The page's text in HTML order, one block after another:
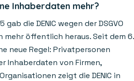
Inhaberdaten mehr?
die DENIC wegen der DSGVO
mehr öffentlich heraus. Seit dem 6.
neue Regel: Privatpersonen
Inhaberdaten von Firmen,
zeigt die DENIC in